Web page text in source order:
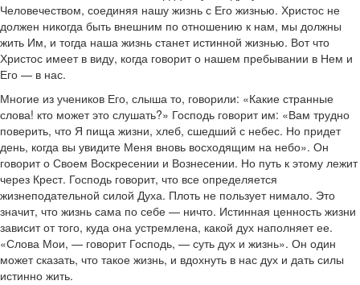
Человечеством, соединяя нашу жизнь с Его жизнью. Христос не
должен никогда быть внешним по отношению к нам, мы должны
жить Им, и тогда наша жизнь станет истинной жизнью. Вот что
Христос имеет в виду, когда говорит о нашем пребывании в Нем и
Его — в нас.
Многие из учеников Его, слыша то, говорили: «Какие странные
слова! кто может это слушать?» Господь говорит им: «Вам трудно
поверить, что Я пища жизни, хлеб, сшедший с небес. Но придет
день, когда вы увидите Меня вновь восходящим на небо». Он
говорит о Своем Воскресении и Вознесении. Но путь к этому лежит
через Крест. Господь говорит, что все определяется
жизнеподательной силой Духа. Плоть не пользует нимало. Это
значит, что жизнь сама по себе — ничто. Истинная ценность жизни
зависит от того, куда она устремлена, какой дух наполняет ее.
«Слова Мои, — говорит Господь, — суть дух и жизнь». Он один
может сказать, что такое жизнь, и вдохнуть в нас дух и дать силы
истинно жить.